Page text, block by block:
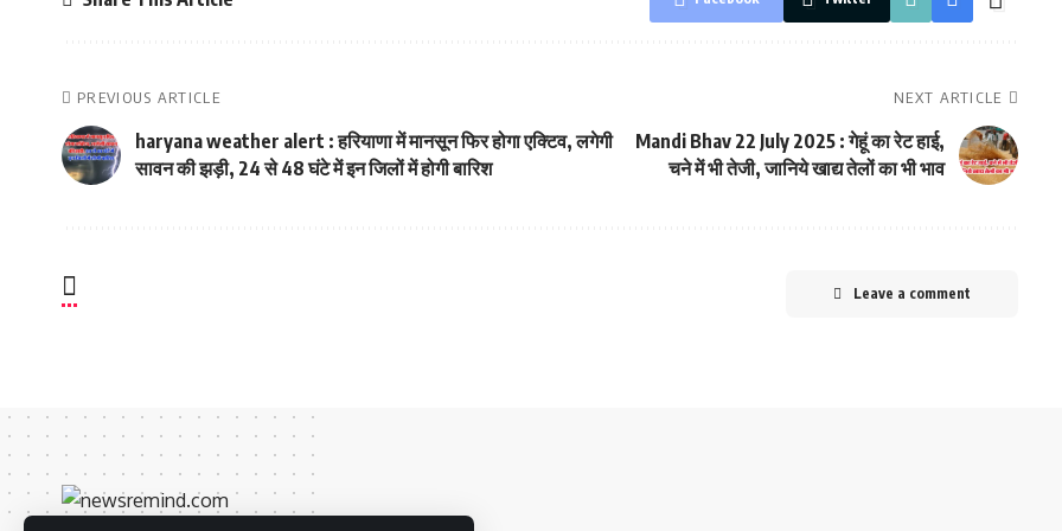
PREVIOUS ARTICLE
haryana weather alert : हरियाणा में मानसून फिर होगा एक्टिव, लगेगी
सावन की झड़ी, 24 से 48 घंटे में इन जिलों में होगी बारिश
NEXT ARTICLE
Mandi Bhav 22 July 2025 : गेहूं का रेट हाई,
चने में भी तेजी, जानिये खाद्य तेलों का भी भाव
Leave a comment